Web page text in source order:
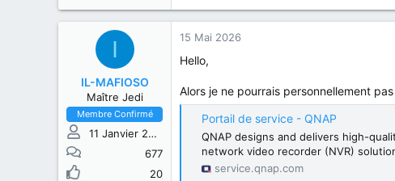
I
IL-MAFIOSO
Maître Jedi
Membre Confirmé
11 Janvier 2016
677
20
15 Mai 2026
Hello,
Alors je ne pourrais personnellement
Portail de service - QNAP
QNAP designs and delivers high-
network video recorder (NVR)
service.qnap.com